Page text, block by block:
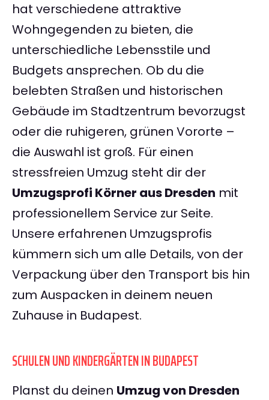
hat verschiedene attraktive
Wohngegenden zu bieten, die
unterschiedliche Lebensstile und
Budgets ansprechen. Ob du die
belebten Straßen und historischen
Gebäude im Stadtzentrum bevorzugst
oder die ruhigeren, grünen Vororte –
die Auswahl ist groß. Für einen
stressfreien Umzug steht dir der
Umzugsprofi Körner aus Dresden mit
professionellem Service zur Seite.
Unsere erfahrenen Umzugsprofis
kümmern sich um alle Details, von der
Verpackung über den Transport bis hin
zum Auspacken in deinem neuen
Zuhause in Budapest.
SCHULEN UND KINDERGÄRTEN IN BUDAPEST
Planst du deinen Umzug von Dresden